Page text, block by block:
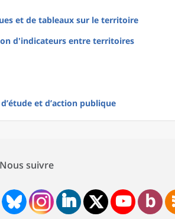
et de tableaux sur le territoire
d'indicateurs entre territoires
et d’action publique
Nous suivre